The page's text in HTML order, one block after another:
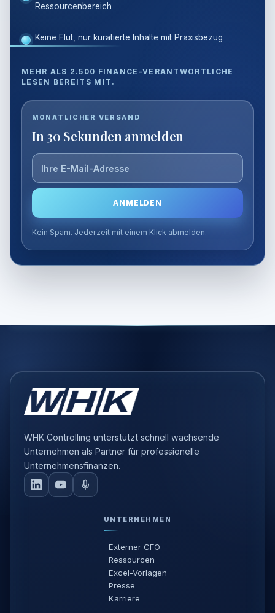
Ressourcenbereich
Keine Flut, nur kuratierte Inhalte mit Praxisbezug
MEHR ALS 2.500 FINANCE-VERANTWORTLICHE
LESEN BEREITS MIT.
MONATLICHER VERSAND
In 30 Sekunden anmelden
E-
Mail-
Adresse
ANMELDEN
Kein Spam. Jederzeit mit einem Klick abmelden.
WHK Controlling unterstützt schnell wachsende
Unternehmen als Partner für professionelle
Unternehmensfinanzen.
UNTERNEHMEN
Externer CFO
Ressourcen
Excel-Vorlagen
Presse
Karriere